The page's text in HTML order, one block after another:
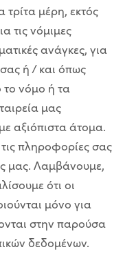
μέρη, εκτός
τις νόμιμες
ανάγκες, για
ή / και όπως
το νόμο ή τα
μας
αξιόπιστα άτομα.
πληροφορίες σας
μας. Λαμβάνουμε,
ότι οι
μόνο για
στην παρούσα
δεδομένων.